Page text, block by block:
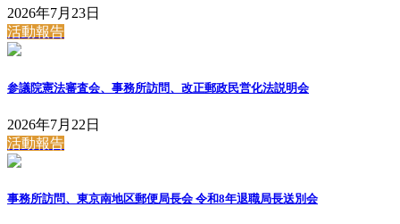
2026年7月23日
活動報告
参議院憲法審査会、事務所訪問、改正郵政民営化法説明会
2026年7月22日
活動報告
事務所訪問、東京南地区郵便局長会 令和8年退職局長送別会